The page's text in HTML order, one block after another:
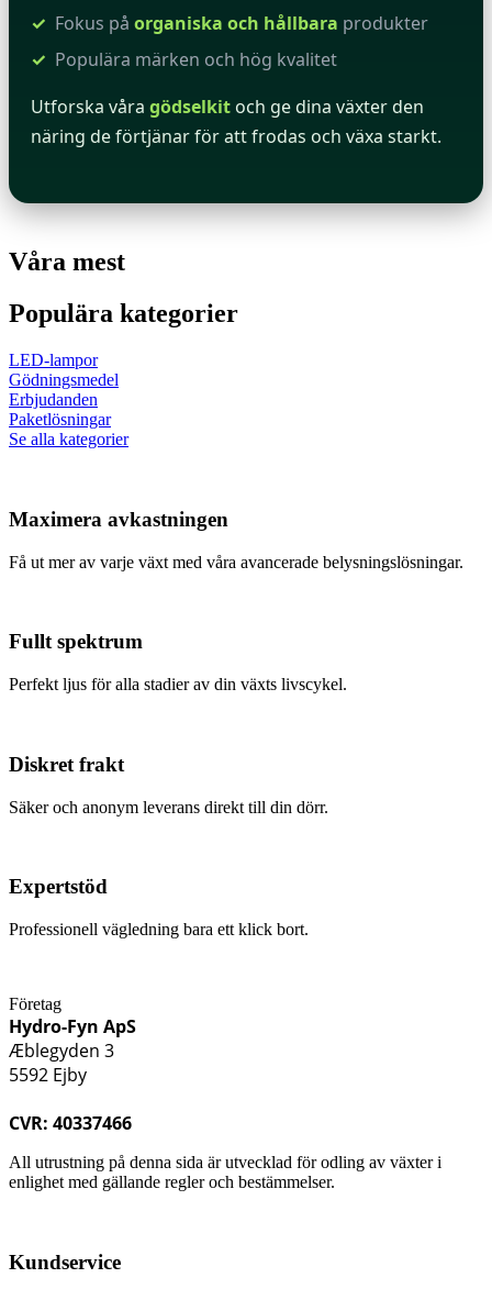
Fokus påorganiska och hållbara produkter
Populära märken och hög kvalitet
Utforska våra gödselkit och ge dina växter den
näring de förtjänar för att frodas och växa starkt.
Våra mest
Populära kategorier
LED-lampor
Gödningsmedel
Erbjudanden
Paketlösningar
Se alla kategorier
Maximera avkastningen
Få ut mer av varje växt med våra avancerade belysningslösningar.
Fullt spektrum
Perfekt ljus för alla stadier av din växts livscykel.
Diskret frakt
Säker och anonym leverans direkt till din dörr.
Expertstöd
Professionell vägledning bara ett klick bort.
Företag
Hydro-Fyn ApS
Æblegyden 3
5592 Ejby
CVR: 40337466
All utrustning på denna sida är utvecklad för odling av växter i
enlighet med gällande regler och bestämmelser.
Kundservice